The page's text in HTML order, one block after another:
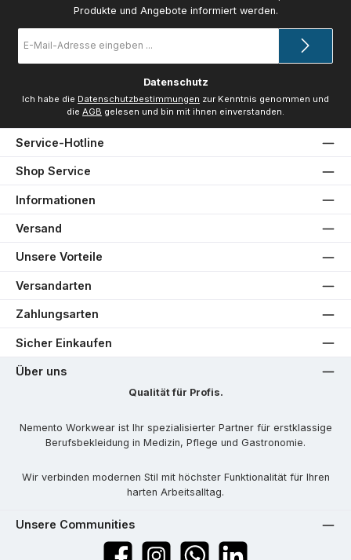
Produkte und Angebote informiert werden.
Mail-
Datenschutz
Ich habe die Datenschutzbestimmungen zur Kenntnis genommen und
die AGB gelesen und bin mit ihnen einverstanden.
Service-Hotline
Shop Service
Informationen
Versand
Unsere Vorteile
Versandarten
Zahlungsarten
Sicher Einkaufen
Über uns
Qualität für Profis.
Nemento Workwear ist Ihr spezialisierter Partner für erstklassige
Berufsbekleidung in Medizin, Pflege und Gastronomie.
Wir verbinden modernen Stil mit höchster Funktionalität für Ihren
harten Arbeitsalltag.
Unsere Communities